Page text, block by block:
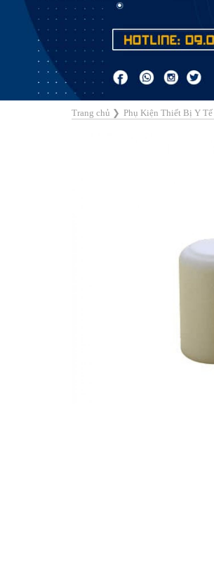
Trang chủ ❯ Phụ Kiện Thiết Bị Y Tế